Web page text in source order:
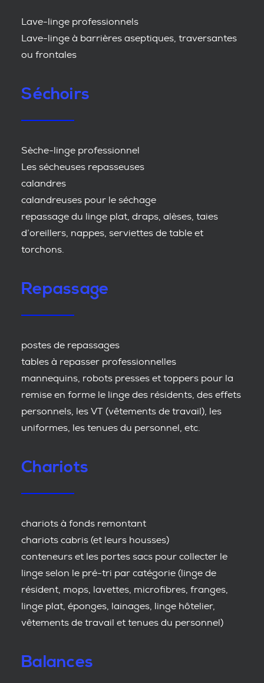
Lave-linge professionnels
Lave-linge à barrières aseptiques, traversantes
ou frontales
Séchoirs
Sèche-linge professionnel
Les sécheuses repasseuses
calandres
calandreuses pour le séchage
repassage du linge plat, draps, alèses, taies
d’oreillers, nappes, serviettes de table et
torchons.
Repassage
postes de repassages
tables à repasser professionnelles
mannequins, robots presses et toppers pour la
remise en forme le linge des résidents, des effets
personnels, les VT (vêtements de travail), les
uniformes, les tenues du personnel, etc.
Chariots
chariots à fonds remontant
chariots cabris (et leurs housses)
conteneurs et les portes sacs pour collecter le
linge selon le pré-tri par catégorie (linge de
résident, mops, lavettes, microfibres, franges,
linge plat, éponges, lainages, linge hôtelier,
vêtements de travail et tenues du personnel)
Balances